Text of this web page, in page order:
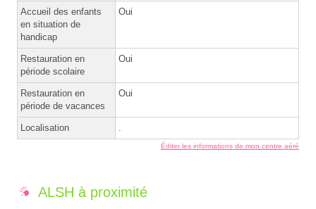
Accueil des enfants
en situation de
handicap
Oui
Restauration en
période scolaire
Oui
Restauration en
période de vacances
Oui
Localisation .
Éditer les informations de mon centre aéré
ALSH à proximité